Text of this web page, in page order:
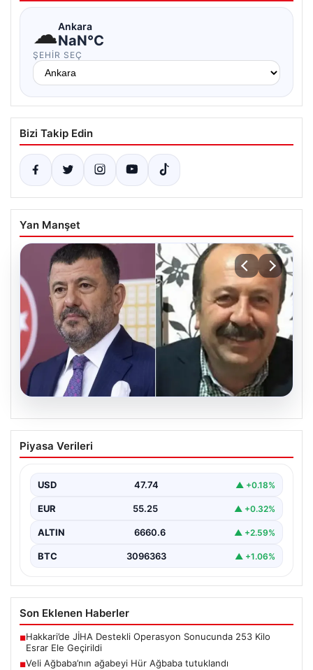
☁Ankara
NaN°C
ŞEHIR SEÇ
Bizi Takip Edin
Yan Manşet
06.08.2026
Veli Ağbaba’nın ağabeyi Hür Ağbaba
tutuklandı
Piyasa Verileri
USD 47.74 ▲ +0.18%
EUR 55.25 ▲ +0.32%
ALTIN 6660.6 ▲ +2.59%
BTC 3096363 ▲ +1.06%
Son Eklenen Haberler
■Hakkari’de JİHA Destekli Operasyon Sonucunda 253 Kilo
Esrar Ele Geçirildi
■Veli Ağbaba’nın ağabeyi Hür Ağbaba tutuklandı